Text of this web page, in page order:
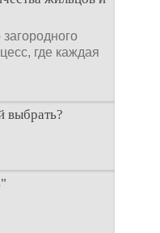
где каждая
выбрать?
из